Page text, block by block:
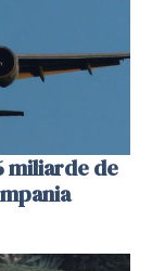
miliarde de